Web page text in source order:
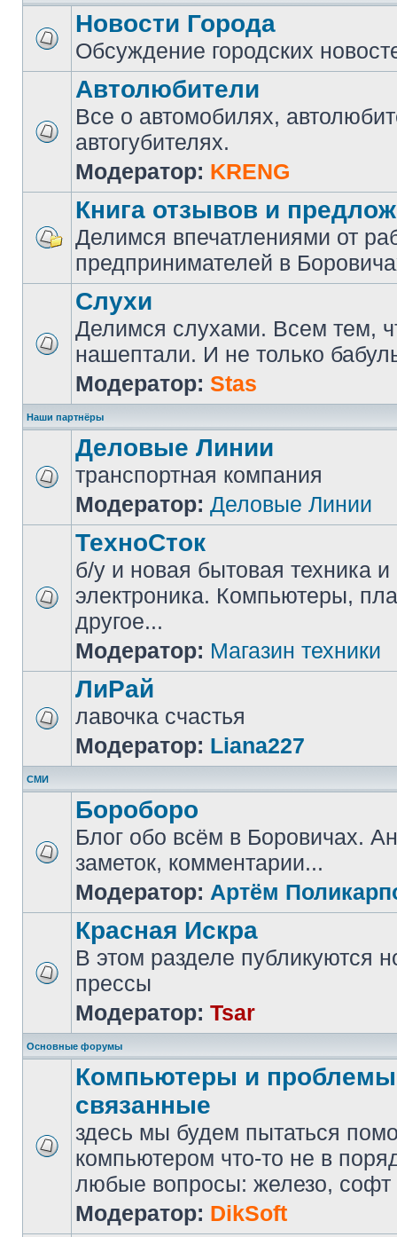
Новости Города
Обсуждение городских
Автолюбители
Все о автомобилях,
автогубителях.
Модератор: KRENG
Книга отзывов и
Делимся впечатлениями от
предпринимателей в
Слухи
Делимся слухами. Всем тем,
нашептали. И не только
Модератор: Stas
Наши партнёры
Деловые Линии
транспортная компания
Модератор: Деловые Линии
ТехноСток
б/у и новая бытовая техника и
электроника. Компьютеры,
другое...
Модератор: Магазин техники
ЛиРай
лавочка счастья
Модератор: Liana227
СМИ
Бороборо
Блог обо всём в Боровичах.
заметок, комментарии...
Модератор: Артём
Красная Искра
В этом разделе публикуются
прессы
Модератор: Tsar
Основные форумы
Компьютеры и
связанные
здесь мы будем пытаться
компьютером что-то не в
любые вопросы: железо, софт
Модератор: DikSoft